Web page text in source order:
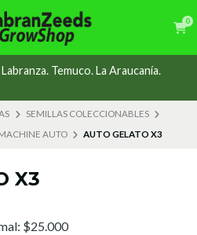
0
Temuco. La Araucanía.
SEMILLAS COLECCIONABLES
AUTO AUTO GELATO X3
X3
$25.000